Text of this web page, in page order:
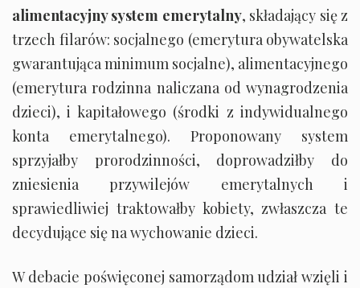
alimentacyjny system emerytalny, składający się z
trzech filarów: socjalnego (emerytura obywatelska
gwarantująca minimum socjalne), alimentacyjnego
(emerytura rodzinna naliczana od wynagrodzenia
dzieci), i kapitałowego (środki z indywidualnego
konta emerytalnego). Proponowany system
sprzyjałby prorodzinności, doprowadziłby do
zniesienia przywilejów emerytalnych i
sprawiedliwiej traktowałby kobiety, zwłaszcza te
decydujące się na wychowanie dzieci.
W debacie poświęconej samorządom udział wzięli i